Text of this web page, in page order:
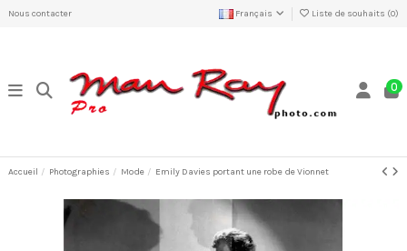
Nous contacter Français Liste de souhaits (0)
0
Accueil Photographies Mode Emily Davies portant une robe de Vionnet